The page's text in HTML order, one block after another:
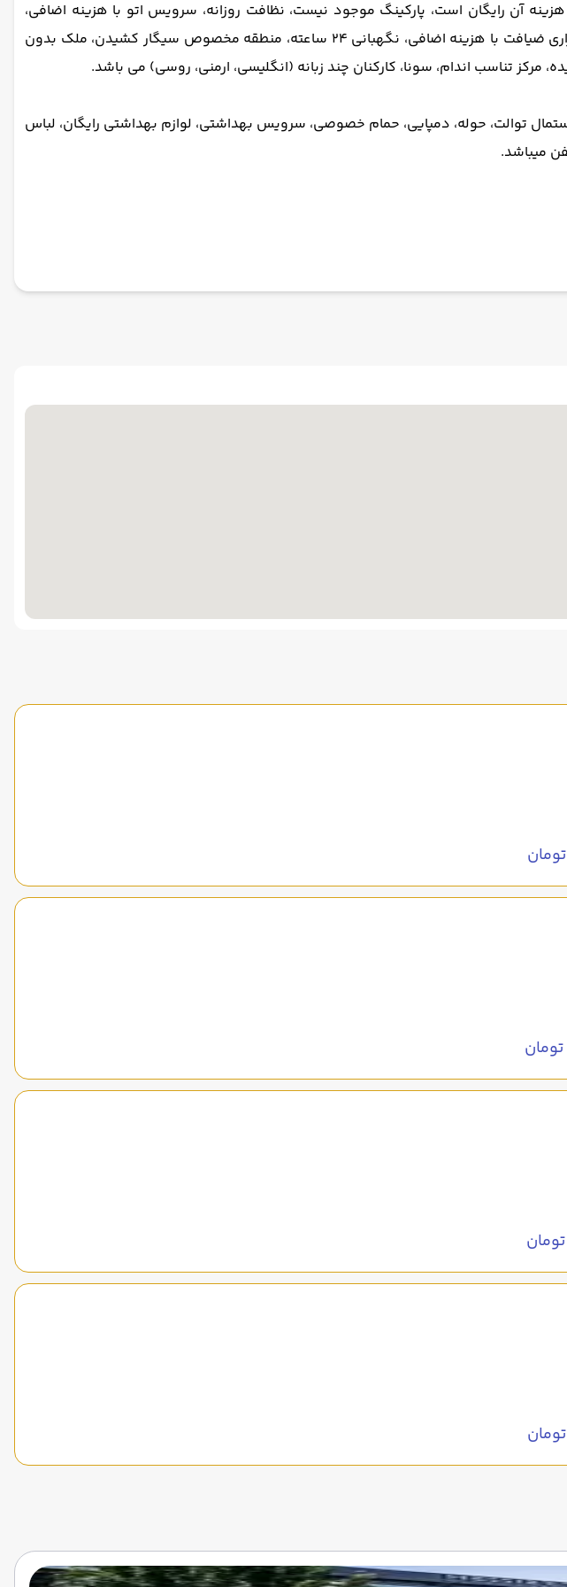
آن رایگان است، پارکینگ موجود نیست، نظافت روزانه، سرویس اتو با هزینه اضافی،
لباسشویی با هزینه اضافی، خشکشویی با هزینه اضافی، میز پذیرش 24 ساعته، امکانات جلسه و برگزاری ضیافت با هزینه اضافی، نگهبانی 24 ساعته، منطقه مخصوص سیگار کشیدن، ملک بدون
مرکز تناسب اندام، سونا، کارکنان چند زبانه (انگلیسی، ارمنی، روسی) می باشد.
توالت، حوله، دمپایی، حمام خصوصی، سرویس بهداشتی، لوازم بهداشتی رایگان، لباس
میباشد.